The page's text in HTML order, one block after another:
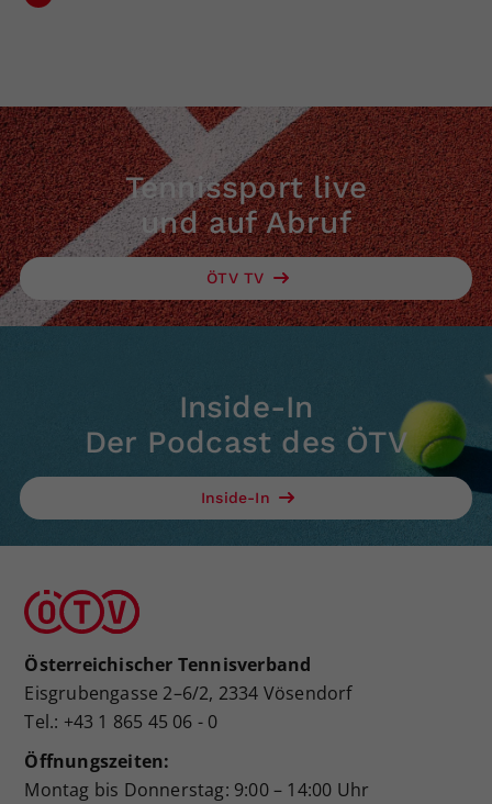
Tennissport live
und auf Abruf
ÖTV TV
Inside-In
Der Podcast des ÖTV
Inside-In
Österreichischer Tennisverband
Eisgrubengasse 2–6/2, 2334 Vösendorf
Tel.: +43 1 865 45 06 - 0
Öffnungszeiten:
Montag bis Donnerstag: 9:00 – 14:00 Uhr